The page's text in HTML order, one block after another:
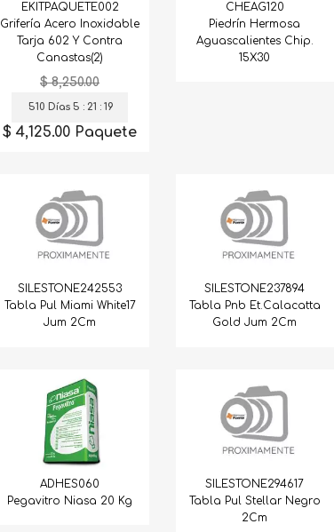
EKITPAQUETE002
Grifería Acero Inoxidable
Tarja 602 Y Contra
Canastas(2)
$ 8,250.00
510 Días 5 : 21 : 18
$ 4,125.00 Paquete
CHEAG120
Piedrín Hermosa
Aguascalientes Chip.
15X30
SILESTONE242553
Tabla Pul Miami White17
Jum 2Cm
SILESTONE237894
Tabla Pnb Et.Calacatta
Gold Jum 2Cm
ADHES060
Pegavitro Niasa 20 Kg
SILESTONE294617
Tabla Pul Stellar Negro
2Cm